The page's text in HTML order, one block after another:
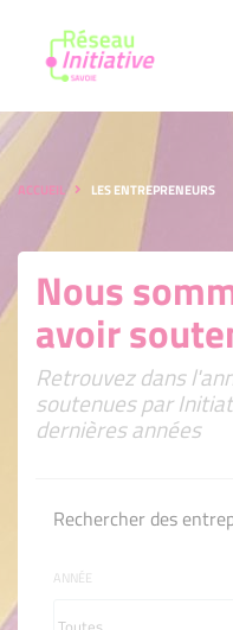
ACCUEIL LES ENTREPRENEURS
Nous
avoir
Retrouvez dans
soutenues par
dernières années
Rechercher des
ANNÉE